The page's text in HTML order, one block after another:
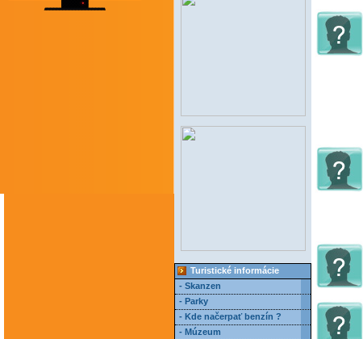
Turistické informácie
- Skanzen
- Parky
- Kde načerpať benzín ?
- Múzeum